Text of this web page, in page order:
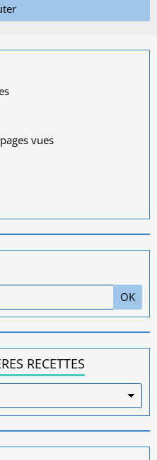
pages vues
OK
RECETTES